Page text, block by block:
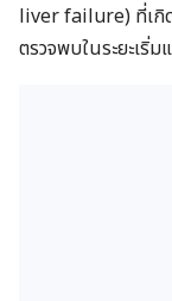
liver failure) ที่เกิด
ตรวจพบในระยะเริ่ม